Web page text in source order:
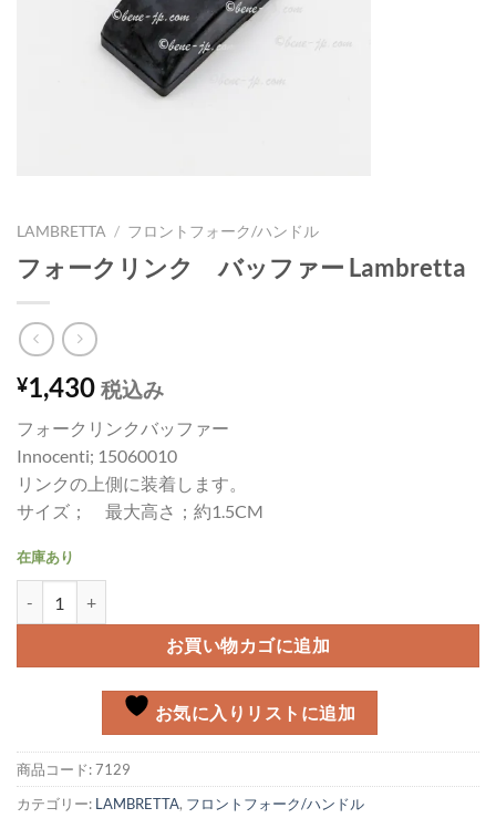
LAMBRETTA / フロントフォーク/ハンドル
フォークリンク バッファー Lambretta
¥1,430 税込み
フォークリンクバッファー
Innocenti; 15060010
リンクの上側に装着します。
サイズ； 最大高さ；約1.5CM
在庫あり
お買い物カゴに追加
お気に入りリストに追加
商品コード:7129
カテゴリー: LAMBRETTA, フロントフォーク/ハンドル